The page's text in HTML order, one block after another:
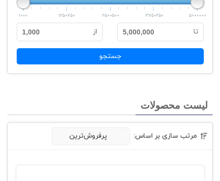
1000 1250750 2500500 3750250 5000000
تا 5,000,000 از 1,000
جستجو
لیست محصولات
مرتب سازی بر اساس: پرفروش‌ترین